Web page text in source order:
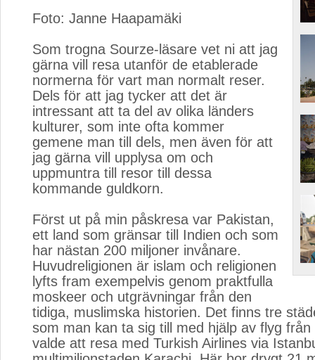
Foto: Janne Haapamäki
Som trogna Sourze-läsare vet ni att jag
gärna vill resa utanför de etablerade
normerna för vart man normalt reser.
Dels för att jag tycker att det är
intressant att ta del av olika länders
kulturer, som inte ofta kommer
gemene man till dels, men även för att
jag gärna vill upplysa om och
uppmuntra till resor till dessa
kommande guldkorn.
Först ut på min påskresa var Pakistan,
ett land som gränsar till Indien och som
har nästan 200 miljoner invånare.
Huvudreligionen är islam och religionen
lyfts fram exempelvis genom praktfulla
moskeer och utgrävningar från den
tidiga, muslimska historien. Det finns tre
som man kan ta sig till med hjälp av flyg
valde att resa med Turkish Airlines via